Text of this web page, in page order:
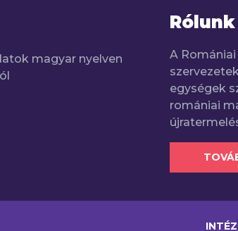
magyar nyelven
Rólunk
A
egységek
romániai